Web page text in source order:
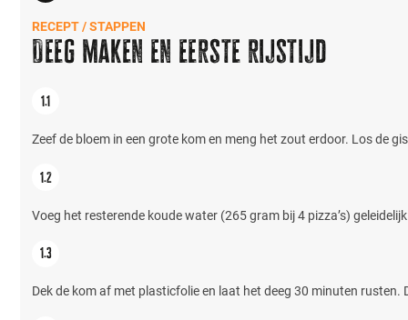
RECEPT / STAPPEN
Deeg maken en eerste rijstijd
Zeef de bloem in een grote kom en meng het zout erdoor. Los de
Voeg het resterende koude water (265 gram bij 4 pizza’s)
Dek de kom af met plasticfolie en laat het deeg 30 minuten